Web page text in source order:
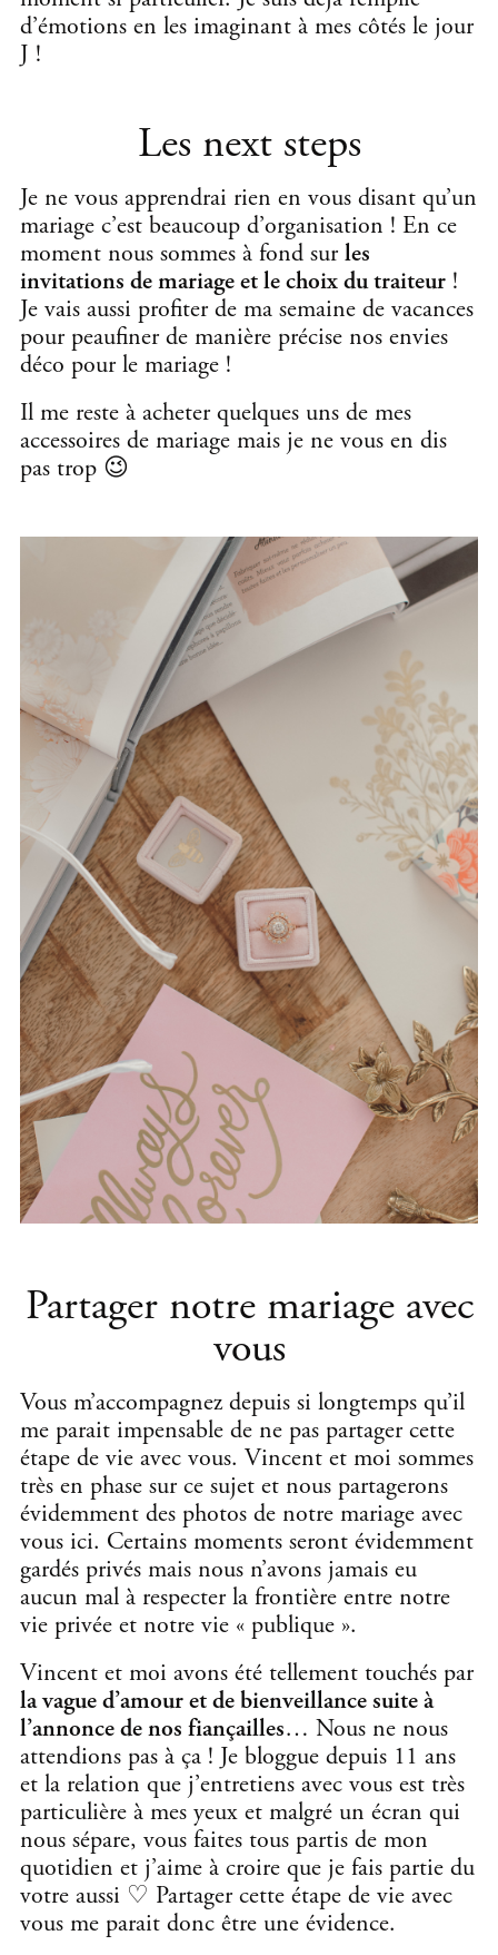
d’émotions en les imaginant à mes côtés le jour
J !
Les next steps
Je ne vous apprendrai rien en vous disant qu’un
mariage c’est beaucoup d’organisation ! En ce
moment nous sommes à fond sur les
invitations de mariage et le choix du traiteur !
Je vais aussi profiter de ma semaine de vacances
pour peaufiner de manière précise nos envies
déco pour le mariage !
Il me reste à acheter quelques uns de mes
accessoires de mariage mais je ne vous en dis
pas trop 😉
Partager notre mariage avec
vous
Vous m’accompagnez depuis si longtemps qu’il
me parait impensable de ne pas partager cette
étape de vie avec vous. Vincent et moi sommes
très en phase sur ce sujet et nous partagerons
évidemment des photos de notre mariage avec
vous ici. Certains moments seront évidemment
gardés privés mais nous n’avons jamais eu
aucun mal à respecter la frontière entre notre
vie privée et notre vie « publique ».
Vincent et moi avons été tellement touchés par
la vague d’amour et de bienveillance suite à
l’annonce de nos fiançailles… Nous ne nous
attendions pas à ça ! Je bloggue depuis 11 ans
et la relation que j’entretiens avec vous est très
particulière à mes yeux et malgré un écran qui
nous sépare, vous faites tous partis de mon
quotidien et j’aime à croire que je fais partie du
votre aussi ♡ Partager cette étape de vie avec
vous me parait donc être une évidence.